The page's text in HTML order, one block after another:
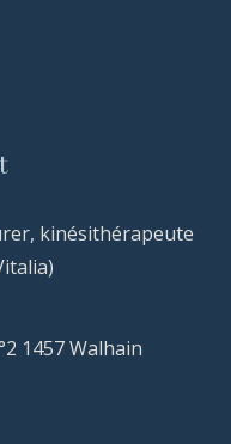
kinésithérapeute
1457 Walhain